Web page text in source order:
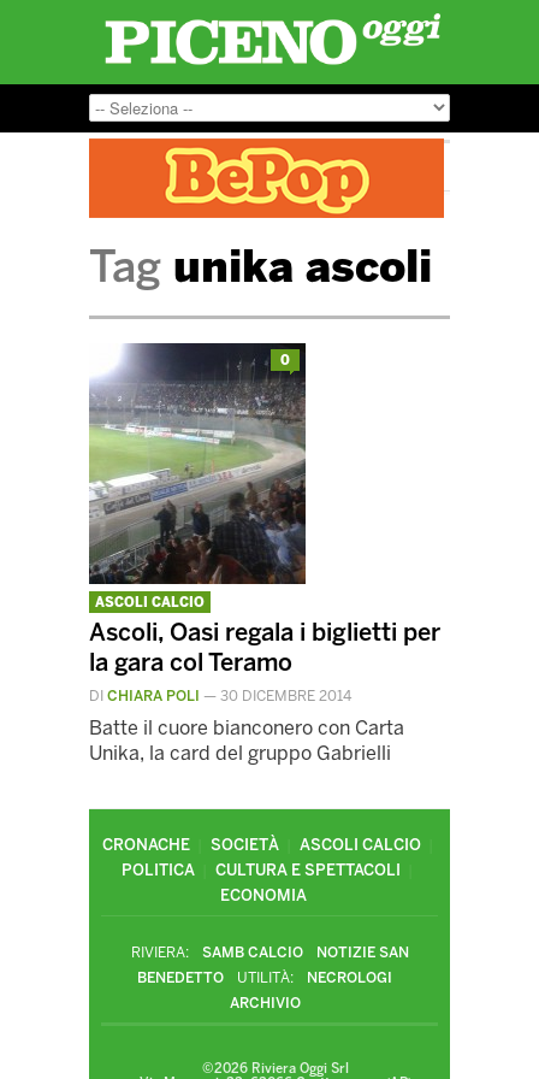
Tag unika ascoli
0
ASCOLI CALCIO
Ascoli, Oasi regala i biglietti per
la gara col Teramo
DI CHIARA POLI — 30 DICEMBRE 2014
Batte il cuore bianconero con Carta
Unika, la card del gruppo Gabrielli
CRONACHE SOCIETÀ
ASCOLI CALCIO
POLITICA
CULTURA E SPETTACOLI
ECONOMIA
RIVIERA: SAMB CALCIO
NOTIZIE SAN
BENEDETTO
UTILITÀ:
NECROLOGI
ARCHIVIO
©2026 Riviera Oggi Srl